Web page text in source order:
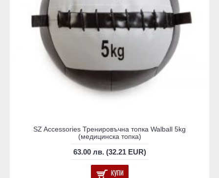
SZ Accessories Тренировъчна топка Walball 5kg
(медицинска топка)
63.00 лв. (32.21 EUR)
КУПИ